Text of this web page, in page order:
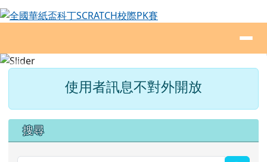
跳至主內容區
全國華紙盃科丁SCRATCH校際PK賽
主內容區域使用者訊息不對外開放
右邊區域內容
搜尋
頁尾區域